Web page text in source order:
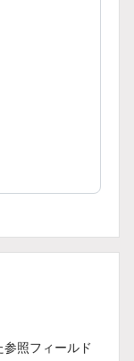
照フィールド